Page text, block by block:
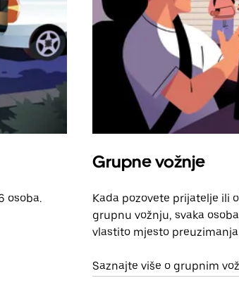
osoba.
Grupne vožnje
Kada pozovete prijatelje ili
grupnu vožnju, svaka
vlastito mjesto
Saznajte više o grupnim